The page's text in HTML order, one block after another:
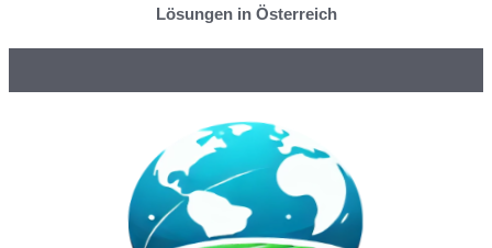
Lösungen in Österreich